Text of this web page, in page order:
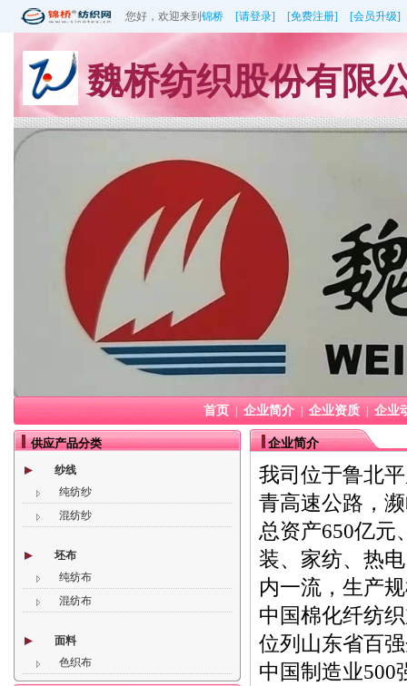
您好，欢迎来到 锦桥 [请登录] [免费注册] [会员升级]
魏桥纺织股份有限
首页 企业简介 | 企业资质 企业
供应产品分类
纱线
纯纺纱
混纺纱
坯布
纯纺布
混纺布
面料
色织布
企业简介
我司位于鲁北
青高速公路，
总资产650亿元
装、家纺、热
内一流，生产
中国棉化纤纺
位列山东省百
中国制造业500